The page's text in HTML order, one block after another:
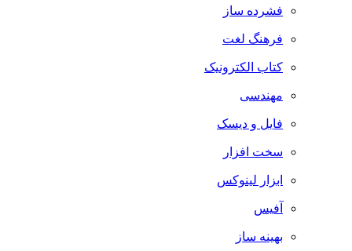
فشرده ساز
فرهنگ لغت
کتاب الکترونیک
مهندسی
فایل و دیسک
سخت افزار
ابزار لینوکس
آفیس
بهینه ساز